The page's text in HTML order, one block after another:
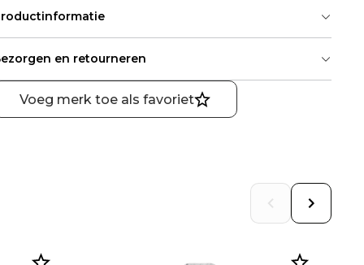
en retourneren
Voeg merk toe als favoriet